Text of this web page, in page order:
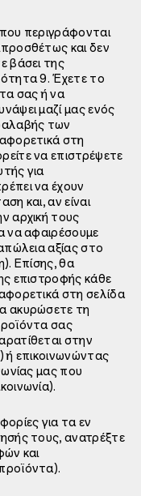
περιγράφονται
και δεν
βάσει της
9. Έχετε το
σας ή να
μαζί μας ενός
των
στη
να επιστρέψετε
για
να έχουν
και, αν είναι
αρχική τους
να αφαιρέσουμε
αξίας στο
Επίσης, θα
επιστροφής κάθε
στη σελίδα
ακυρώσετε τη
σας
στην
ή επικοινωνώντας
μας που
για τα εν
τους, ανατρέξτε
και